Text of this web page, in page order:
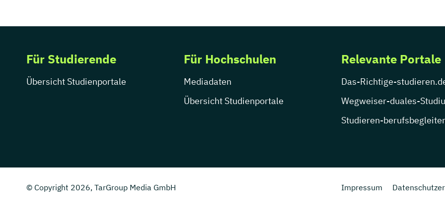
Für Studierende
Übersicht Studienportale
Für Hochschulen
Mediadaten
Übersicht Studienportale
Relevante Portale
Das-Richtige-
Wegweiser-duales-
Studieren-
© Copyright 2026, TarGroup Media GmbH Impressum